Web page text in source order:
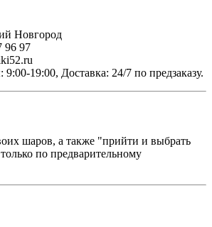
Новгород
96 97
19:00, Доставка: 24/7 по предзаказу.
шаров, а также "прийти и выбрать
по предварительному